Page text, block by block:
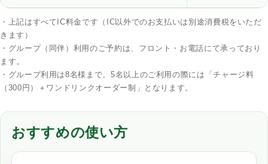
・上記はすべてIC料金です（IC以外でのお支払いは別途消費税をいただ
きます）
・グループ（同伴）利用のご予約は、フロント・お電話にて承っており
ます。
・グループ利用は8名様まで。5名以上のご利用の際には「チャージ料
（300円）＋ワンドリンクオーダー制」となります。
おすすめの使い方